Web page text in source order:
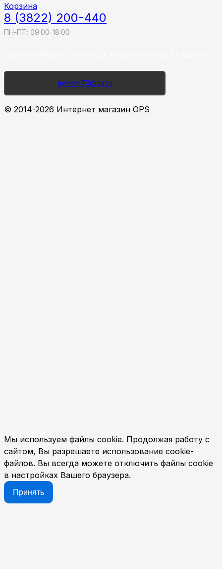
Корзина
8 (3822) 200-440
ПН-ПТ: 09:00-18:00
avicom70@ya.ru
© 2014-2026 Интернет магазин OPS
Мы используем файлы cookie. Продолжая работу с
сайтом, Вы разрешаете использование cookie-
файлов. Вы всегда можете отключить файлы cookie
в настройках Вашего браузера.
Принять